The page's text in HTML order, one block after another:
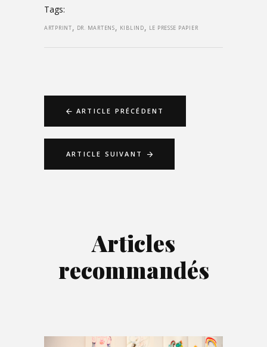
Tags:
ARTPRINT, DR. MARTENS, KIBLIND, LE PRESSE PAPIER
ARTICLE PRÉCÉDENT
ARTICLE SUIVANT
Articles
recommandés